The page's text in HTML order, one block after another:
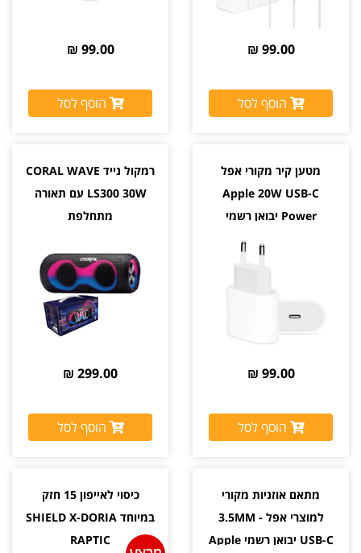
99.00 ₪
הוסף לסל
99.00 ₪
הוסף לסל
מטען קיר מקורי אפל
Apple 20W USB-C
Power יבואן רשמי
99.00 ₪
הוסף לסל
רמקול נייד CORAL WAVE
LS300 30W עם תאורה
מתחלפת
299.00 ₪
הוסף לסל
מתאם אוזניות מקורי
למוצרי אפל 3.5MM -
USB-C יבואן רשמי Apple
כיסוי לאייפון 15 חזק
במיוחד SHIELD X-DORIA
RAPTIC